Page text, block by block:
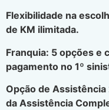
Flexibilidade na
de KM ilimitada.
Franquia: 5 opções e
pagamento no 1º
Opção de
da Assistência